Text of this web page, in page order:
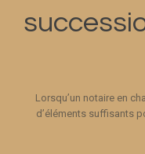
Lorsqu’un notaire en
d’éléments suffisants